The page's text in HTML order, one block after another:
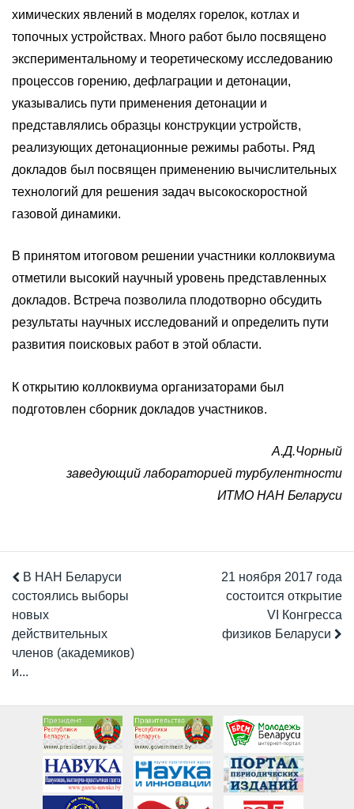
химических явлений в моделях горелок, котлах и
топочных устройствах. Много работ было посвящено
экспериментальному и теоретическому исследованию
процессов горению, дефлаграции и детонации,
указывались пути применения детонации и
представлялись образцы конструкции устройств,
реализующих детонационные режимы работы. Ряд
докладов был посвящен применению вычислительных
технологий для решения задач высокоскоростной
газовой динамики.
В принятом итоговом решении участники коллоквиума
отметили высокий научный уровень представленных
докладов. Встреча позволила плодотворно обсудить
результаты научных исследований и определить пути
развития поисковых работ в этой области.
К открытию коллоквиума организаторами был
подготовлен сборник докладов участников.
А.Д.Чорный
заведующий лабораторией турбулентности
ИТМО НАН Беларуси
В НАН Беларуси
состоялись выборы
новых
действительных
членов (академиков)
и...
21 ноября 2017 года
состоится открытие
VI Конгресса
физиков Беларуси